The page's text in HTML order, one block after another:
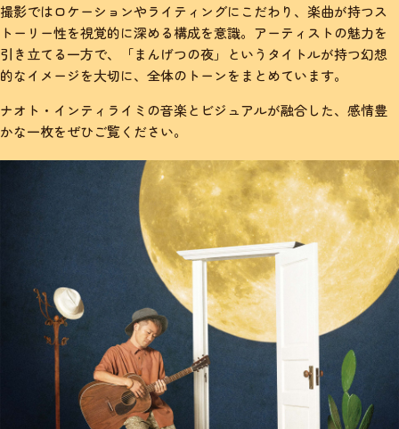
撮影ではロケーションやライティングにこだわり、楽曲が持つス
トーリー性を視覚的に深める構成を意識。アーティストの魅力を
引き立てる一方で、「まんげつの夜」というタイトルが持つ幻想
的なイメージを大切に、全体のトーンをまとめています。
ナオト・インティライミの音楽とビジュアルが融合した、感情豊
かな一枚をぜひご覧ください。